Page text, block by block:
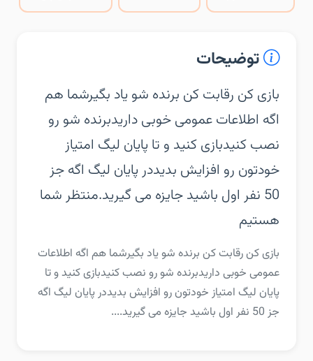
توضیحات
‏‏بازی کن رقابت کن برنده شو یاد بگیر‏شما هم
اگه اطلاعات عمومی خوبی دارید‏برنده شو رو
نصب کنید‏بازی کنید و تا پایان لیگ امتیاز
خودتون رو افزایش بدید‏در پایان لیگ اگه جز
50 نفر اول باشید جایزه می گیرید.‏منتظر شما
هستیم
‏‏بازی کن رقابت کن برنده شو یاد بگیر‏شما هم اگه اطلاعات
عمومی خوبی دارید‏برنده شو رو نصب کنید‏بازی کنید و تا
پایان لیگ امتیاز خودتون رو افزایش بدید‏در پایان لیگ اگه
جز 50 نفر اول باشید جایزه می گیرید....